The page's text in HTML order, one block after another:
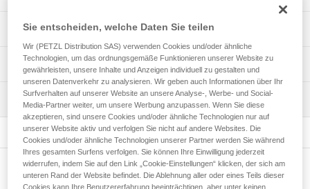
Zwei Referenzen nach Wahl:
- 2 Kunststoff-Riemenhalter mit Schlitz (C199LA00).
Technische Spezifikationen
Zugrundeliegende Spezifikationen
Referenz : C199KA00
: Abgerundete Kunststoff-Riemenhalter
Garantie : 3 Jahre
Verpackung : 1
: Kunststoff-Riemenhalter mit Schlitz
Garantie : 3 Jahre
Technische Informationen
Das PDF herunterladen technical-notice-Passant-sangle
Häufige Fragen
See all technical content
Wartung
Weitere Produkte
Sie entscheiden, welche Daten Sie teilen
Wir (PETZL Distribution SAS) verwenden Cookies und/oder ähnliche
Technologien, um das ordnungsgemäße Funktionieren unserer Website zu
gewährleisten, unsere Inhalte und Anzeigen individuell zu gestalten und
unseren Datenverkehr zu analysieren. Wir geben auch Informationen über Ihr
Surfverhalten auf unserer Website an unsere Analyse-, Werbe- und Social-
Media-Partner weiter, um unsere Werbung anzupassen. Wenn Sie diese
akzeptieren, sind unsere Cookies und/oder ähnliche Technologien nur auf
unserer Website aktiv und verfolgen Sie nicht auf andere Websites. Die
Cookies und/oder ähnliche Technologien unserer Partner werden Sie während
Ihres gesamten Surfens verfolgen. Sie können Ihre Einwilligung jederzeit
widerrufen, indem Sie auf den Link „Cookie-Einstellungen“ klicken, der sich am
unteren Rand der Website befindet. Die Ablehnung aller oder eines Teils dieser
Cookies kann Ihre Benutzererfahrung beeinträchtigen, aber unter keinen